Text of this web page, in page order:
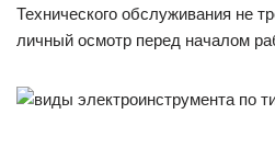
Технического обслуживания не
личный осмотр перед началом